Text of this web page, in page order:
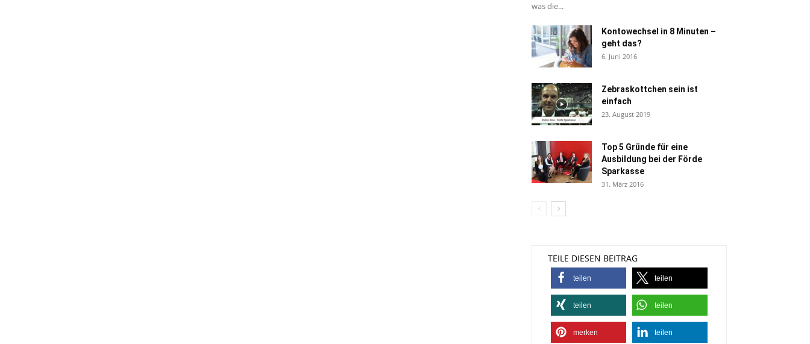
was die...
Kontowechsel in 8 Minuten –
geht das?
6. Juni 2016
Zebraskottchen sein ist
einfach
23. August 2019
Top 5 Gründe für eine
Ausbildung bei der Förde
Sparkasse
31. März 2016
TEILE DIESEN BEITRAG
teilen teilen
teilen teilen
merken teilen